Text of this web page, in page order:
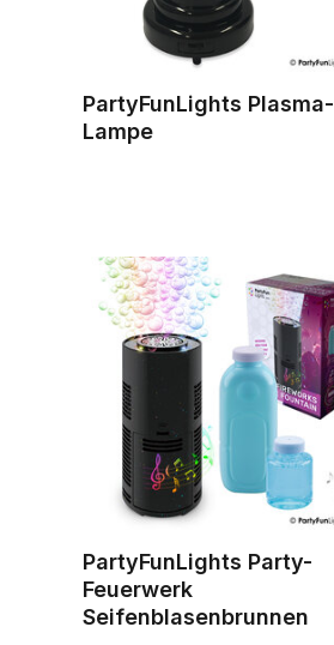
PartyFunLights Plasma-
Lampe
PartyFunLights Party-
Feuerwerk
Seifenblasenbrunnen